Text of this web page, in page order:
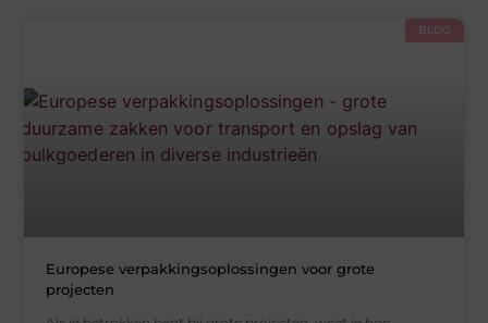
BLOG
Europese verpakkingsoplossingen voor grote
projecten